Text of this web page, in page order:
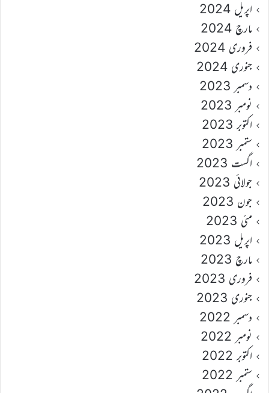
اپریل 2024
مارچ 2024
فروری 2024
جنوری 2024
دسمبر 2023
نومبر 2023
اکتوبر 2023
ستمبر 2023
اگست 2023
جولائی 2023
جون 2023
مئی 2023
اپریل 2023
مارچ 2023
فروری 2023
جنوری 2023
دسمبر 2022
نومبر 2022
اکتوبر 2022
ستمبر 2022